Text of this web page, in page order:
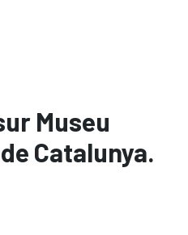
Museu
Catalunya.